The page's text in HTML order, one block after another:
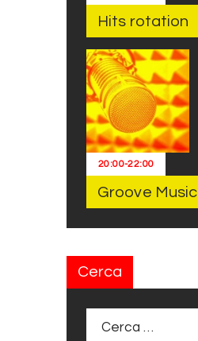
Hits rotation
20:00-22:00
Groove Music
Cerca